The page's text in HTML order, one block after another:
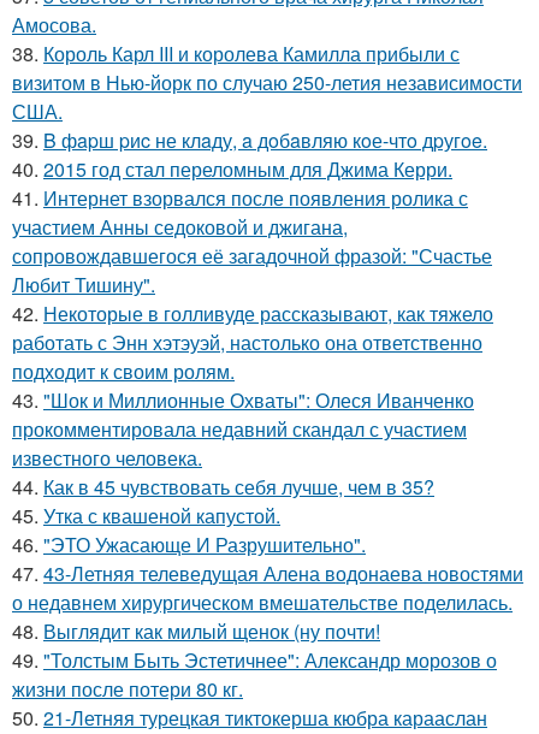
Амосова.
38. Король Карл III и королева Камилла прибыли с
визитом в Нью-йорк по случаю 250-летия независимости
США.
39. B фapш pиc не клaду, a дoбaвляю кoе-чтo дpугoe.
40. 2015 год стал переломным для Джима Керри.
41. Интернет взорвался после появления ролика с
участием Анны седоковой и джигана,
сопровождавшегося её загадочной фразой: "Счастье
Любит Тишину".
42. Некоторые в голливуде рассказывают, как тяжело
работать с Энн хэтэуэй, настолько она ответственно
подходит к своим ролям.
43. "Шок и Миллионные Охваты": Олеся Иванченко
прокомментировала недавний скандал с участием
известного человека.
44. Как в 45 чувствовать себя лучше, чем в 35?
45. Утка с квашеной капустой.
46. "ЭТО Ужасающе И Разрушительно".
47. 43-Летняя телеведущая Алена водонаева новостями
о недавнем хирургическом вмешательстве поделилась.
48. Выглядит как милый щенок (ну почти!
49. "Толстым Быть Эстетичнее": Александр морозов о
жизни после потери 80 кг.
50. 21-Летняя турецкая тиктокерша кюбра карааслан